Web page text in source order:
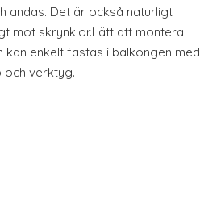
andas. Det är också naturligt
mot skrynklor.Lätt att montera:
kan enkelt fästas i balkongen med
och verktyg.